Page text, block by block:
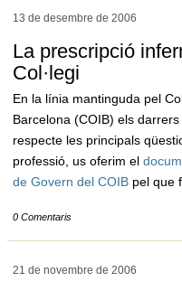
13 de desembre de 2006
La prescripció
Col·legi
En la línia mantinguda pel
Barcelona (COIB) els
respecte les principals
professió, us oferim el
de Govern del COIB pel que
0 Comentaris
21 de novembre de 2006